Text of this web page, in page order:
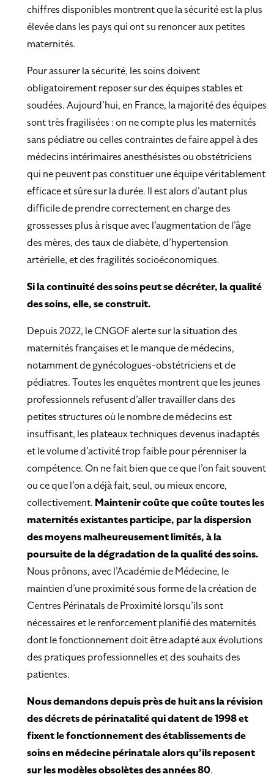
chiffres disponibles montrent que la sécurité est la plus
élevée dans les pays qui ont su renoncer aux petites
maternités.
Pour assurer la sécurité, les soins doivent
obligatoirement reposer sur des équipes stables et
soudées. Aujourd’hui, en France, la majorité des équipes
sont très fragilisées : on ne compte plus les maternités
sans pédiatre ou celles contraintes de faire appel à des
médecins intérimaires anesthésistes ou obstétriciens
qui ne peuvent pas constituer une équipe véritablement
efficace et sûre sur la durée. Il est alors d’autant plus
difficile de prendre correctement en charge des
grossesses plus à risque avec l’augmentation de l’âge
des mères, des taux de diabète, d’hypertension
artérielle, et des fragilités socioéconomiques.
Si la continuité des soins peut se décréter, la qualité
des soins, elle, se construit.
Depuis 2022, le CNGOF alerte sur la situation des
maternités françaises et le manque de médecins,
notamment de gynécologues-obstétriciens et de
pédiatres. Toutes les enquêtes montrent que les jeunes
professionnels refusent d’aller travailler dans des
petites structures où le nombre de médecins est
insuffisant, les plateaux techniques devenus inadaptés
et le volume d’activité trop faible pour pérenniser la
compétence. On ne fait bien que ce que l’on fait souvent
ou ce que l’on a déjà fait, seul, ou mieux encore,
collectivement. Maintenir coûte que coûte toutes les
maternités existantes participe, par la dispersion
des moyens malheureusement limités, à la
poursuite de la dégradation de la qualité des soins.
Nous prônons, avec l’Académie de Médecine, le
maintien d’une proximité sous forme de la création de
Centres Périnatals de Proximité lorsqu’ils sont
nécessaires et le renforcement planifié des maternités
dont le fonctionnement doit être adapté aux évolutions
des pratiques professionnelles et des souhaits des
patientes.
Nous demandons depuis près de huit ans la révision
des décrets de périnatalité qui datent de 1998 et
fixent le fonctionnement des établissements de
soins en médecine périnatale alors qu’ils reposent
sur les modèles obsolètes des années 80.